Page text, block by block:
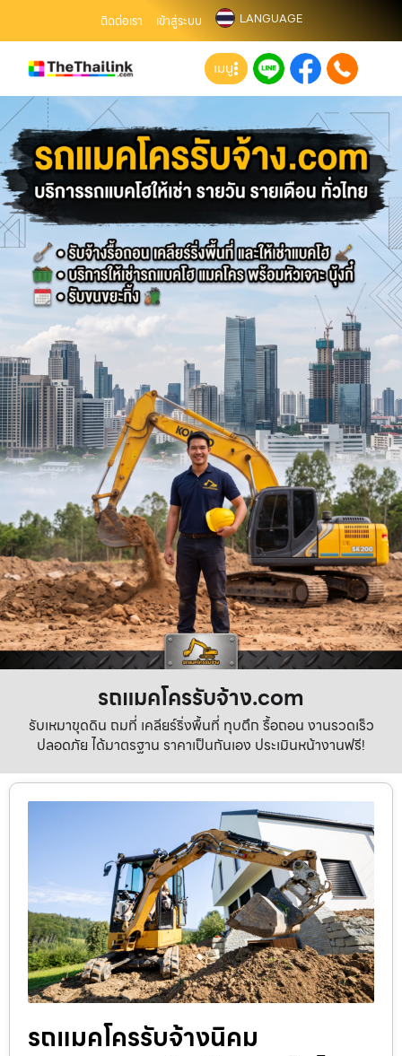
ติดต่อเรา เข้าสู่ระบบ LANGUAGE
เมนู
รถแมคโครรับจ้าง.com
รับเหมาขุดดิน ถมที่ เคลียร์ริ่งพื้นที่ ทุบตึก รื้อถอน งานรวดเร็ว
ปลอดภัย ได้มาตรฐาน ราคาเป็นกันเอง ประเมินหน้างานฟรี!
รถแมคโครรับจ้างนิคม